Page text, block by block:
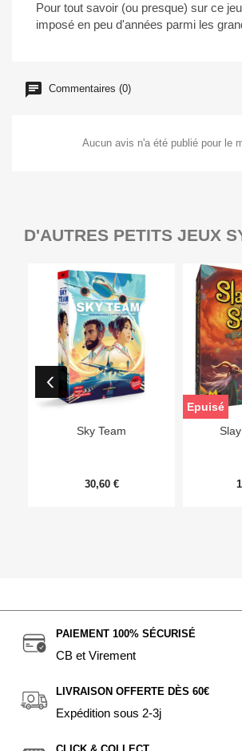
Pour tout savoir (ou presque) sur ce
imposé en peu d'années parmi les
Commentaires (0)
Aucun avis n'a été publié pour le
D'AUTRES PETITS JEUX
Sky Team
30,60 €
Epuisé
PAIEMENT 100% SÉCURISÉ
CB et Virement
LIVRAISON OFFERTE DÈS 60€
Expédition sous 2-3j